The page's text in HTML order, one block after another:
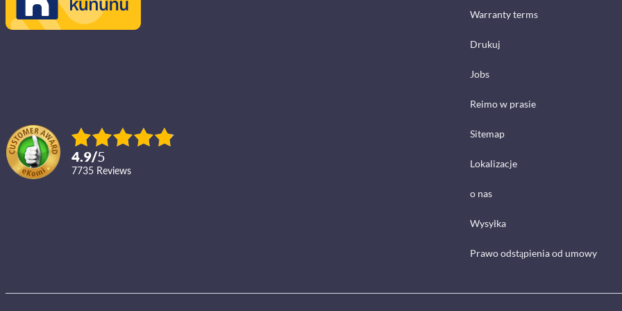
4.9/5
7735 reviews
Warranty terms
Drukuj
Jobs
Reimo w prasie
Sitemap
Lokalizacje
o nas
Wysyłka
Prawo odstąpienia od umowy